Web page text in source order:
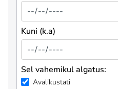
Kuni (k.a)
Sel vahemikul algatus:
Avalikustati